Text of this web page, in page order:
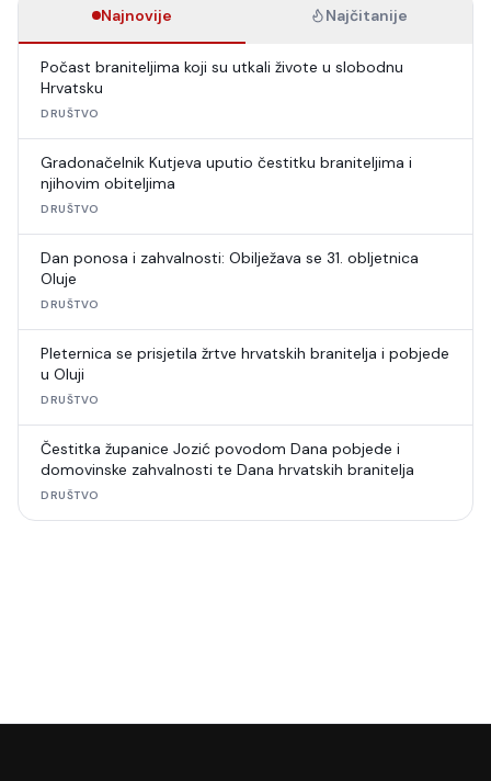
Najnovije Najčitanije
Počast braniteljima koji su utkali živote u slobodnu
Hrvatsku
DRUŠTVO
Gradonačelnik Kutjeva uputio čestitku braniteljima i
njihovim obiteljima
DRUŠTVO
Dan ponosa i zahvalnosti: Obilježava se 31. obljetnica
Oluje
DRUŠTVO
Pleternica se prisjetila žrtve hrvatskih branitelja i pobjede
u Oluji
DRUŠTVO
Čestitka županice Jozić povodom Dana pobjede i
domovinske zahvalnosti te Dana hrvatskih branitelja
DRUŠTVO